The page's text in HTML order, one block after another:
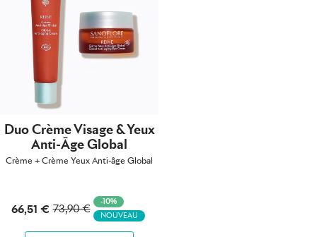
Duo Crème Visage & Yeux
Anti-Âge Global
Crème + Crème Yeux Anti-âge Global
66,51 € 73,90 €
-10%
NOUVEAU